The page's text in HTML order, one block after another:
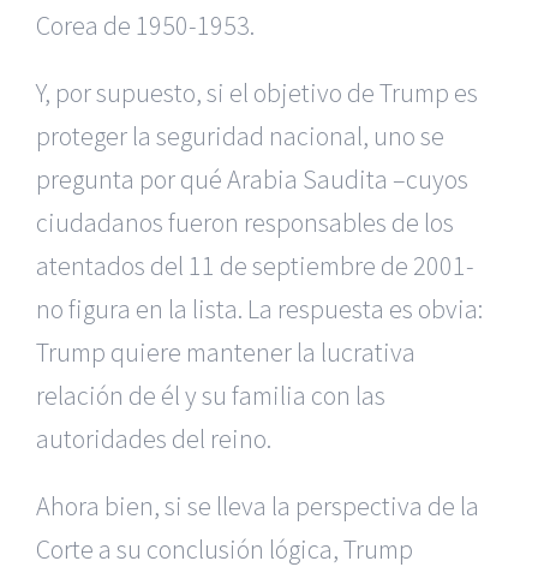
Corea de 1950-1953.
Y, por supuesto, si el objetivo de Trump es
proteger la seguridad nacional, uno se
pregunta por qué Arabia Saudita –cuyos
ciudadanos fueron responsables de los
atentados del 11 de septiembre de 2001-
no figura en la lista. La respuesta es obvia:
Trump quiere mantener la lucrativa
relación de él y su familia con las
autoridades del reino.
Ahora bien, si se lleva la perspectiva de la
Corte a su conclusión lógica, Trump